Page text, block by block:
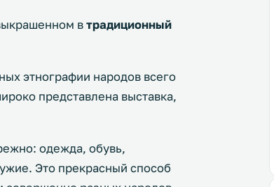
в традиционный
этнографии народов всего
представлена выставка,
одежда, обувь,
Это прекрасный способ